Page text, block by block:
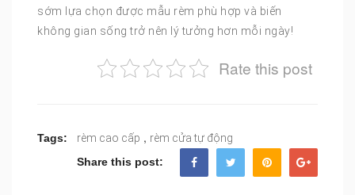
sớm lựa chọn được mẫu rèm phù hợp và biến
không gian sống trở nên lý tưởng hơn mỗi ngày!
Rate this post
Tags: rèm cao cấp , rèm cửa tự động
Share this post: